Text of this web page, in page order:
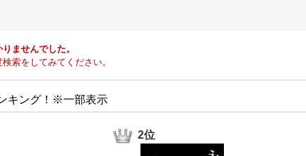
ませんでした。
索をしてみてください。
キング！※一部表示
2位